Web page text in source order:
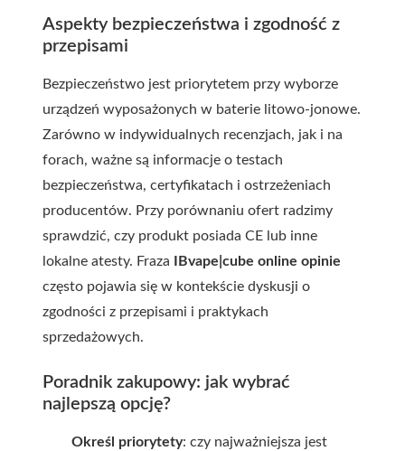
Aspekty bezpieczeństwa i zgodność z
przepisami
Bezpieczeństwo jest priorytetem przy wyborze
urządzeń wyposażonych w baterie litowo-jonowe.
Zarówno w indywidualnych recenzjach, jak i na
forach, ważne są informacje o testach
bezpieczeństwa, certyfikatach i ostrzeżeniach
producentów. Przy porównaniu ofert radzimy
sprawdzić, czy produkt posiada CE lub inne
lokalne atesty. Fraza
IBvape|cube online opinie
często pojawia się w kontekście dyskusji o
zgodności z przepisami i praktykach
sprzedażowych.
Poradnik zakupowy: jak wybrać
najlepszą opcję?
Określ priorytety: czy najważniejsza jest